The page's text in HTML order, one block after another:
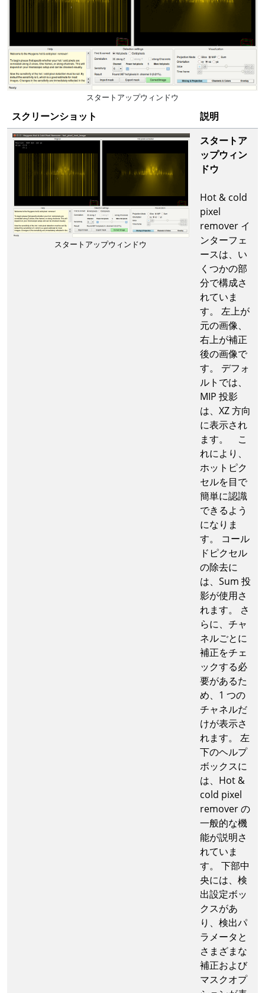
スタートアップウィンドウ
スクリーンショット 説明
スタートアップウィンドウ
スタートア
ップウィン
ドウ
Hot & cold
pixel
remover イ
ンターフェ
ースは、い
くつかの部
分で構成さ
れていま
す。 左上が
元の画像、
右上が補正
後の画像で
す。 デフォ
ルトでは、
MIP 投影
は、XZ 方向
に表示され
ます。 こ
れにより、
ホットピク
セルを目で
簡単に認識
できるよう
になりま
す。 コール
ドピクセル
の除去に
は、Sum 投
影が使用さ
れます。 さ
らに、チャ
ネルごとに
補正をチェ
ックする必
要があるた
め、1 つの
チャネルだ
けが表示さ
れます。 左
下のヘルプ
ボックスに
は、Hot &
cold pixel
remover の
一般的な機
能が説明さ
れていま
す。 下部中
央には、検
出設定ボッ
クスがあ
り、検出パ
ラメータと
さまざまな
補正および
マスクオプ